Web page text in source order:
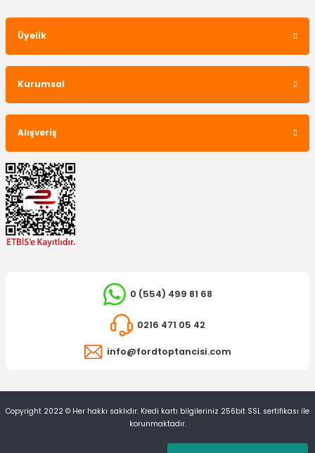
Üyelik
Kurumsal
Alışveriş
0 (554) 499 81 68
0216 471 05 42
info@fordtoptancisi.com
Copyright 2022 © Her hakkı saklıdır. Kredi kartı bilgileriniz 256bit SSL sertifikası ile
korunmaktadır.